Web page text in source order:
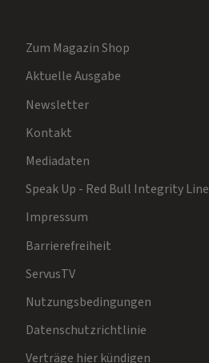
Zum Magazin Shop
Aktuelle Ausgabe
Newsletter
Kontakt
Mediadaten
Speak Up - Red Bull Integrity Line
Impressum
Barrierefreiheit
ServusTV
Nutzungsbedingungen
Datenschutzrichtlinie
Verträge hier kündigen